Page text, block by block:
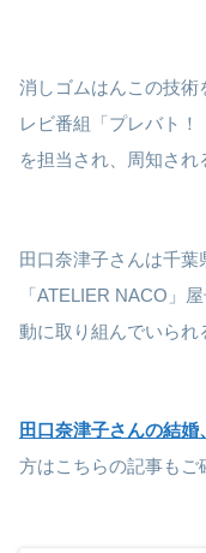
消しゴムはんこの技術
レビ番組「プレバト
を担当され、周知され
田口奈津子さんは千葉
「ATELIER NACO」
動に取り組んでいられ
田口奈津子さんの結
方はこちらの記事もご